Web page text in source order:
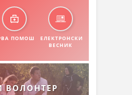
ПОМОШ
ЕЛЕКТРОНСКИ
ВЕСНИК
ВОЛОНТЕР